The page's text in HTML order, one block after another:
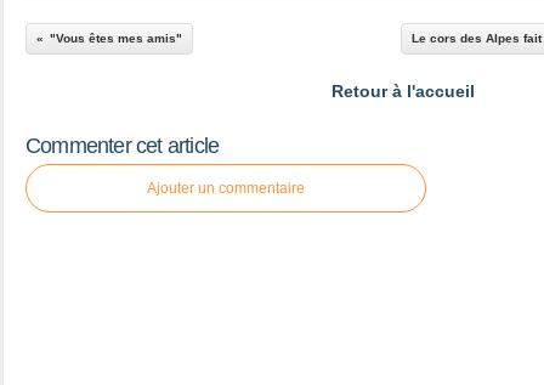
"Vous êtes mes amis" Le cors des Alpes
Retour à l'accueil
Commenter cet article
Ajouter un commentaire